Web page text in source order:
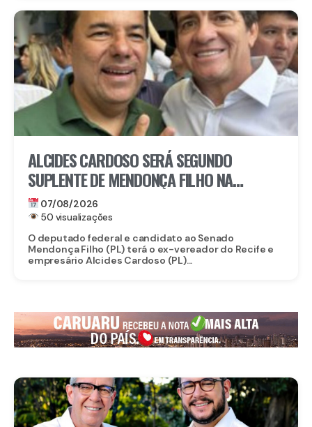
ALCIDES CARDOSO SERÁ SEGUNDO
SUPLENTE DE MENDONÇA FILHO NA
DISPUTA PELO SENADO
07/08/2026
50 visualizações
O deputado federal e candidato ao Senado
Mendonça Filho (PL) terá o ex-vereador do Recife e
empresário Alcides Cardoso (PL)...